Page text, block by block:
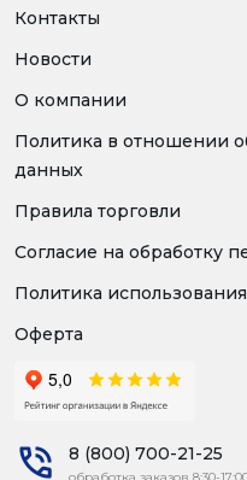
Контакты
Новости
О компании
Политика в отношении
данных
Правила торговли
Согласие на обработку
Политика
Оферта
8 (800) 700-21-25